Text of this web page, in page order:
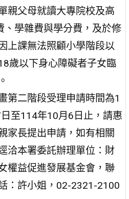
親父母就讀大專院校及高
、學雜費與學分費，及於修
上課無法照顧小學階段以
歲以下身心障礙者子女臨
第二階段受理申請時間為1
至114年10月6日止，請惠
家長提出申請，如有相關
洽本署委託辦理單位：財
權益促進發展基金會，聯
：許小姐，02-2321-2100